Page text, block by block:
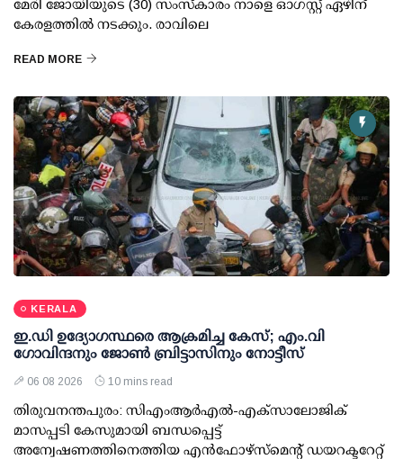
മേരി ജോയിയുടെ (30) സംസ്കാരം നാളെ ഓഗസ്റ്റ് ഏഴിന്
കേരളത്തിൽ നടക്കും. രാവിലെ
READ MORE
KERALA
ഇ.ഡി ഉദ്യോഗസ്ഥരെ ആക്രമിച്ച കേസ്; എം.വി
ഗോവിന്ദനും ജോണ്‍ ബ്രിട്ടാസിനും നോട്ടീസ്
06 08 2026 10 mins read
തിരുവനന്തപുരം: സിഎംആര്‍എല്‍-എക്‌സാലോജിക്
മാസപ്പടി കേസുമായി ബന്ധപ്പെട്ട്
അന്വേഷണത്തിനെത്തിയ എന്‍ഫോഴ്സ്മെന്റ് ഡയറക്ടറേറ്റ്